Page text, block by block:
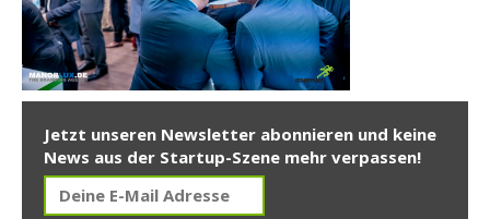
Jetzt unseren Newsletter abonnieren und keine
News aus der Startup-Szene mehr verpassen!